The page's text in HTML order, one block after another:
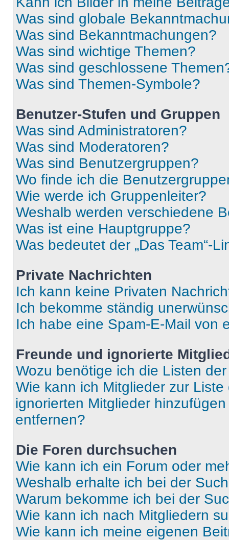
Was sind globale
Was sind Bekanntmachungen?
Was sind wichtige Themen?
Was sind geschlossene
Was sind Themen-Symbole?
Benutzer-Stufen und Gruppen
Was sind Administratoren?
Was sind Moderatoren?
Was sind Benutzergruppen?
Wo finde ich die
Wie werde ich Gruppenleiter?
Weshalb werden verschiedene
Was ist eine Hauptgruppe?
Was bedeutet der „Das Team“-
Private Nachrichten
Ich kann keine Privaten
Ich bekomme ständig
Ich habe eine Spam-E-Mail von
Freunde und ignorierte
Wozu benötige ich die Listen
Wie kann ich Mitglieder zur
ignorierten Mitglieder
entfernen?
Die Foren durchsuchen
Wie kann ich ein Forum oder
Weshalb erhalte ich bei der
Warum bekomme ich bei der
Wie kann ich nach Mitgliedern
Wie kann ich meine eigenen